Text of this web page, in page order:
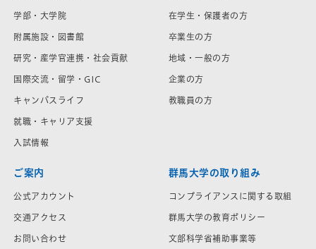
学部・大学院
附属施設・図書館
研究・産学官連携・社会貢献
国際交流・留学・GIC
キャンパスライフ
就職・キャリア支援
入試情報
在学生・保護者の方
卒業生の方
地域・一般の方
企業の方
教職員の方
ご案内
公式アカウント
交通アクセス
お問い合わせ
群馬大学の取り組み
コンプライアンスに関する取組
群馬大学の教育ポリシー
文部科学省補助事業等